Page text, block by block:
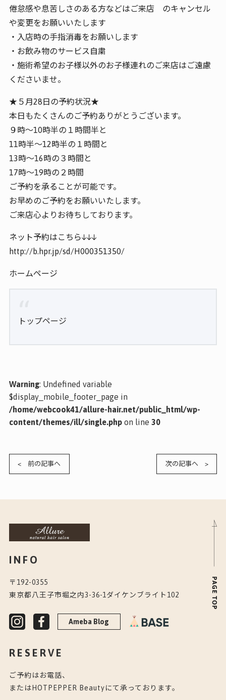
倦怠感や息苦しさのある方などはご来店 のキャンセル
や変更をお願いいたします
・入店時の手指消毒をお願いします
・お飲み物のサービス自粛
・施術希望のお子様以外のお子様連れのご来店はご遠慮
くださいませ。
★５月28日の予約状況★
本日もたくさんのご予約ありがとうございます。
９時～10時半の１時間半と
11時半～12時半の１時間と
13時～16時の３時間と
17時～19時の２時間
ご予約を承ることが可能です。
お早めのご予約をお願いいたします。
ご来店心よりお待ちしております。
ネット予約はこちら↓↓↓
http://b.hpr.jp/sd/H000351350/
ホームページ
トップページ
Warning: Undefined variable
$display_mobile_footer_page in
/home/webcook41/allure-hair.net/public_html/wp-
content/themes/ill/single.phpon line 30
< 前の記事へ 次の記事へ >
INFO
〒192-0355
東京都八王子市堀之内3-36-1ダイケンブライト102
Ameba Blog
RESERVE
ご予約はお電話、
またはHOTPEPPER Beautyにて承っております。